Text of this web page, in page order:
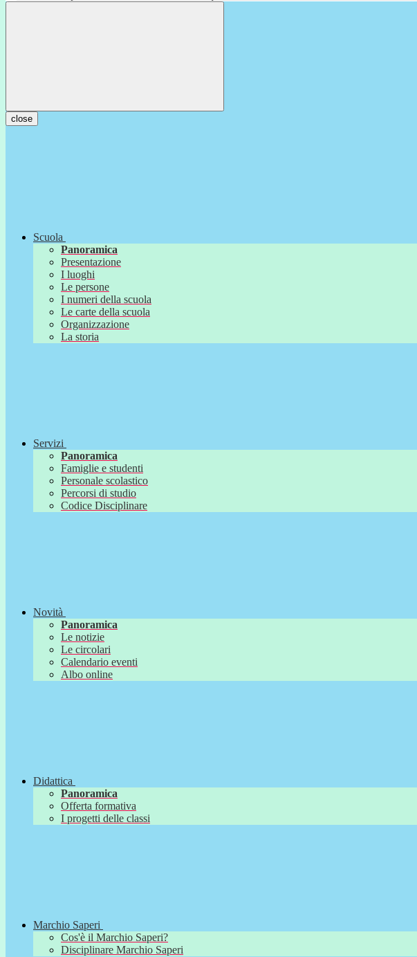
close
Scuola
Panoramica
Presentazione
I luoghi
Le persone
I numeri della scuola
Le carte della scuola
Organizzazione
La storia
Servizi
Panoramica
Famiglie e studenti
Personale scolastico
Percorsi di studio
Codice Disciplinare
Novità
Panoramica
Le notizie
Le circolari
Calendario eventi
Albo online
Didattica
Panoramica
Offerta formativa
I progetti delle classi
Marchio Saperi
Cos'è il Marchio Saperi?
Disciplinare Marchio Saperi